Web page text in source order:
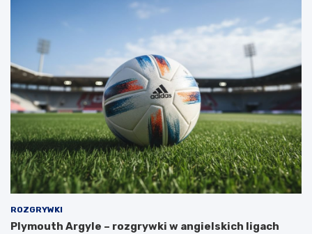
ROZGRYWKI
Plymouth Argyle – rozgrywki w angielskich ligach